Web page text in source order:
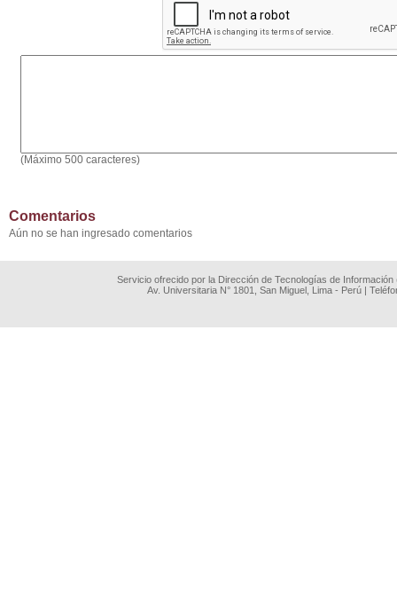
(Máximo 500 caracteres)
Comentarios
Aún no se han ingresado comentarios
Servicio ofrecido por la Dirección de Tecnologías de
Av. Universitaria N° 1801, San Miguel, Lima - Perú |